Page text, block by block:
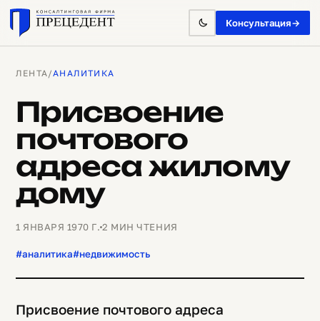
Консультация→
ЛЕНТА/АНАЛИТИКА
Присвоение
почтового
адреса жилому
дому
1 ЯНВАРЯ 1970 Г.2 МИН ЧТЕНИЯ
#аналитика#недвижимость
Присвоение почтового адреса